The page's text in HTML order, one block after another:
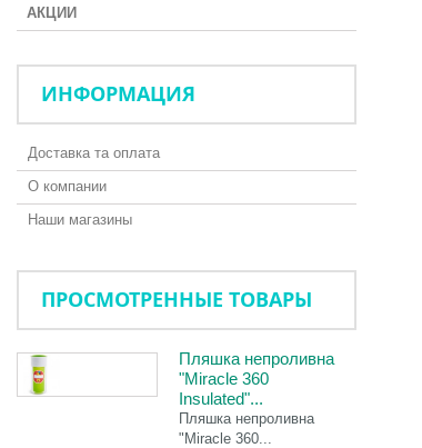
АКЦИИ
ИНФОРМАЦИЯ
Доставка та оплата
О компании
Наши магазины
ПРОСМОТРЕННЫЕ ТОВАРЫ
Пляшка непроливна
"Miracle 360
Insulated"...
Пляшка непроливна
"Miracle 360...